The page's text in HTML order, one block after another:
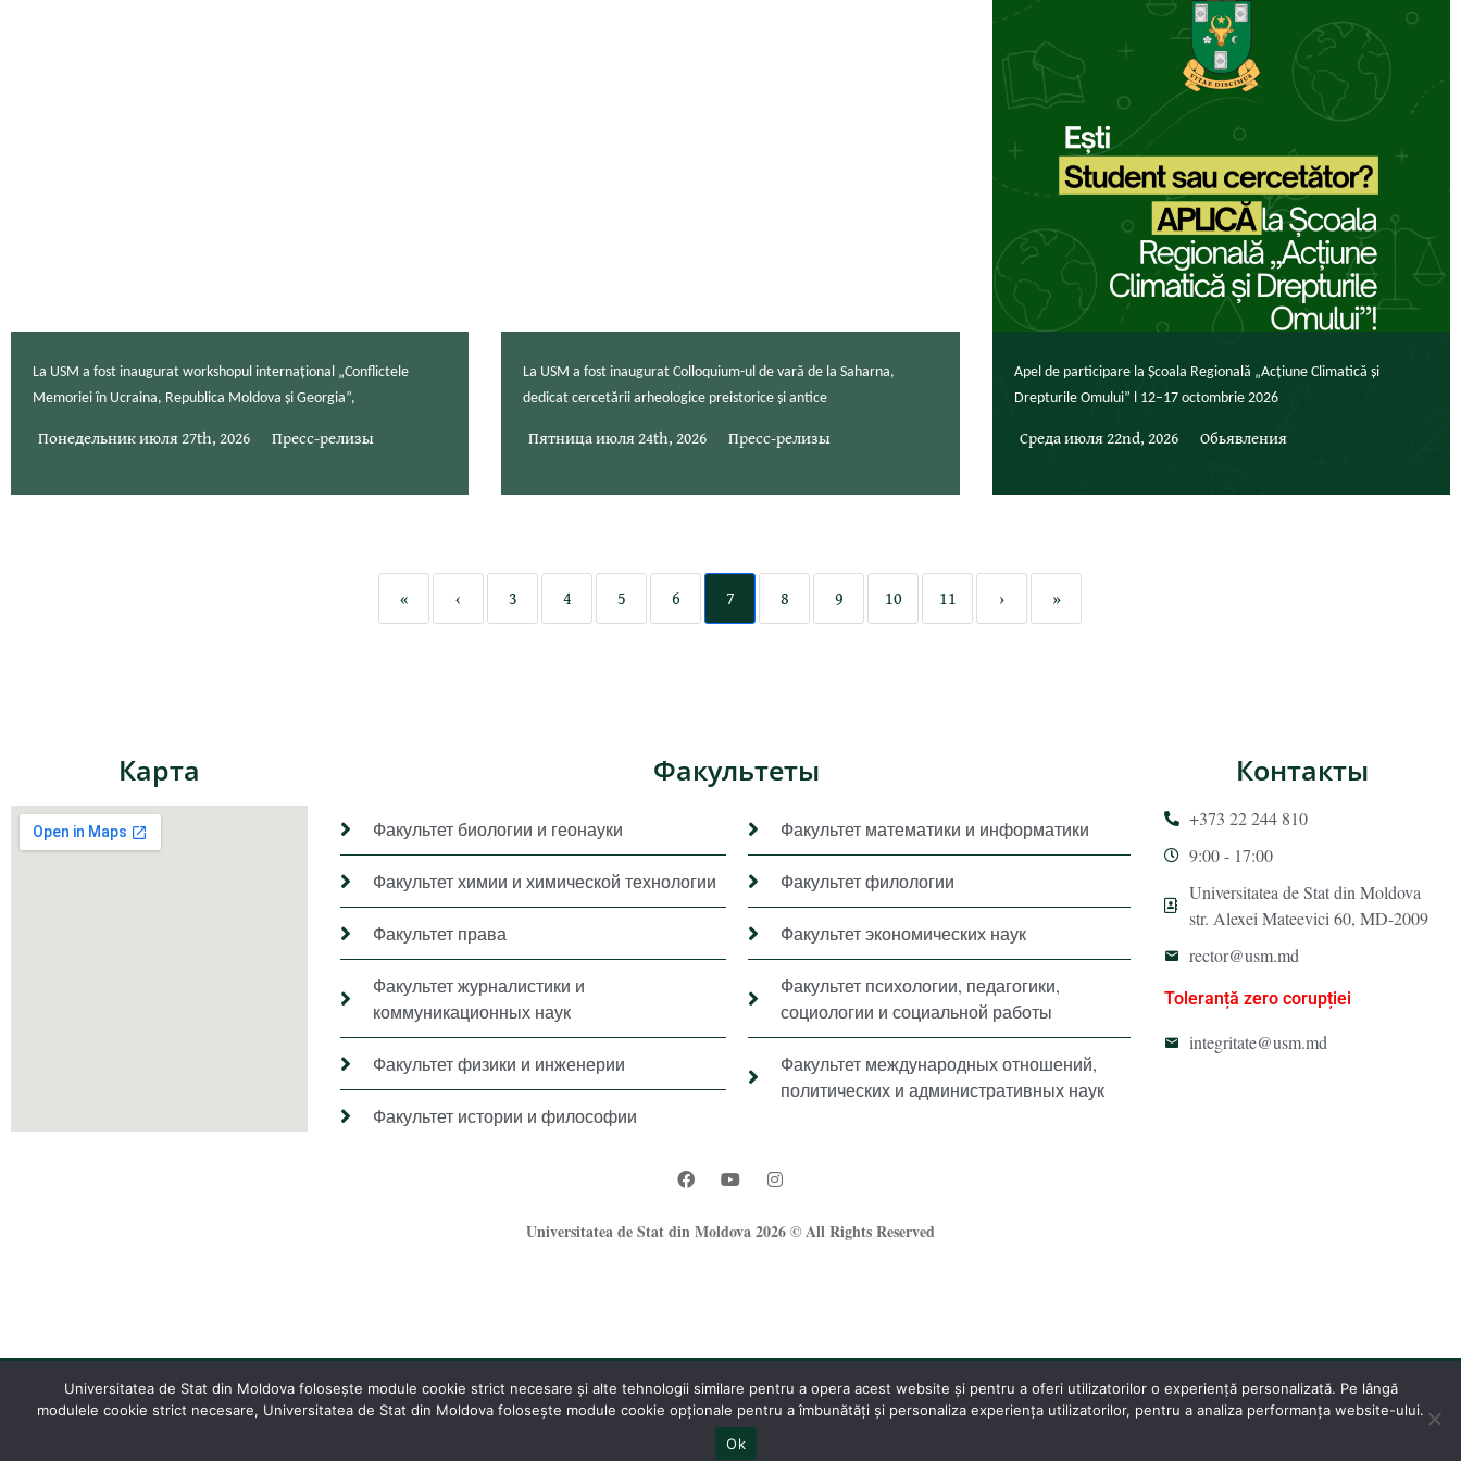
La USM a fost inaugurat workshopul internațional „Conflictele
Memoriei în Ucraina, Republica Moldova și Georgia”,
Понедельник июля 27th, 2026 Пресс-релизы
La USM a fost inaugurat Colloquium-ul de vară de la Saharna,
dedicat cercetării arheologice preistorice și antice
Пятница июля 24th, 2026 Пресс-релизы
Apel de participare la Școala Regională „Acțiune Climatică și
Drepturile Omului” l 12–17 octombrie 2026
Среда июля 22nd, 2026 Обьявления
« ‹ 3 4 5 6 7 8 9 10 11 › »
Карта Факультеты
Факультет биологии и геонауки
Факультет химии и химической технологии
Факультет права
Факультет журналистики и
коммуникационных наук
Факультет физики и инженерии
Факультет истории и философии
Факультет математики и информатики
Факультет филологии
Факультет экономических наук
Факультет психологии, педагогики,
социологии и социальной работы
Факультет международных отношений,
политических и административных наук
Контакты
+373 22 244 810
9:00 - 17:00
Universitatea de Stat din Moldova
str. Alexei Mateevici 60, MD-2009
rector@usm.md
Toleranță zero corupției
integritate@usm.md
Universitatea de Stat din Moldova 2026 © All Rights Reserved
Oficiul Programare Web al USM®
Universitatea de Stat din Moldova folosește module cookie strict necesare și alte tehnologii similare pentru a opera acest website și pentru a oferi utilizatorilor o experiență personalizată. Pe lângă
modulele cookie strict necesare, Universitatea de Stat din Moldova folosește module cookie opționale pentru a îmbunătăți și personaliza experiența utilizatorilor, pentru a analiza performanța website-ului.
Ok